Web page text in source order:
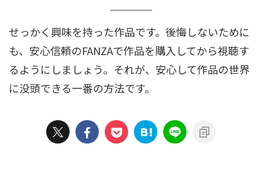
せっかく興味を持った作品です。後悔しないために
も、安心信頼のFANZAで作品を購入してから視聴す
るようにしましょう。それが、安心して作品の世界
に没頭できる一番の方法です。